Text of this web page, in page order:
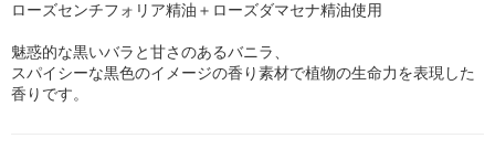
ローズセンチフォリア精油＋ローズダマセナ精油使用
魅惑的な黒いバラと甘さのあるバニラ、
スパイシーな黒色のイメージの香り素材で植物の生命力を表現した
香りです。